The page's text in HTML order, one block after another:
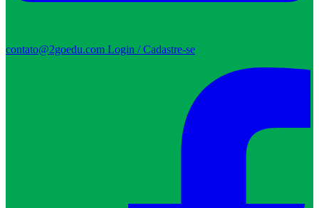
contato@2goedu.com Login / Cadastre-se